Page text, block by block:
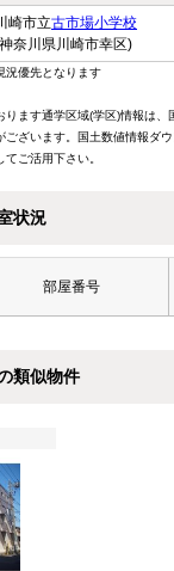
崎市立古市場小学校
奈川県川崎市幸区)
況優先となります
ります通学区域(学区)情報は
ざいます。国土数値情報ダ
ご活用下さい。
状況
部屋番号
類似物件